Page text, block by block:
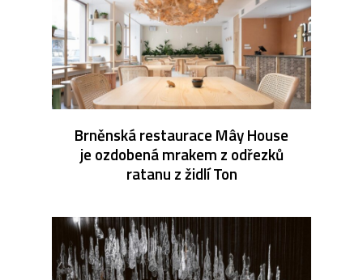
Brněnská restaurace Mây House
je ozdobená mrakem z odřezků
ratanu z židlí Ton